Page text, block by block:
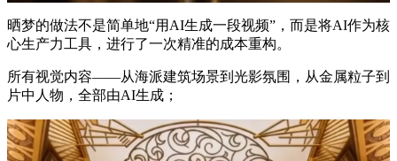
晒梦的做法不是简单地“用AI生成一段视频”，而是将AI作为核
心生产力工具，进行了一次精准的成本重构。
所有视觉内容——从海派建筑场景到光影氛围，从金属粒子到
片中人物，全部由AI生成；